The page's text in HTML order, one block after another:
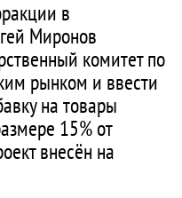
в
Миронов
комитет по
рынком и ввести
на товары
15% от
внесён на